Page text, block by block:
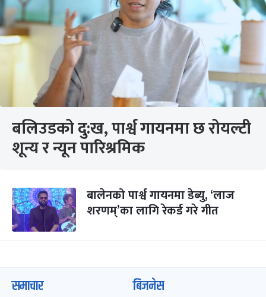
बलिउडको दु:ख, पार्श्व गायनमा छ रोयल्टी
शून्य र न्यून पारिश्रमिक
बालेनको पार्श्व गायनमा डेब्यु, ‘लाज
शरणम्’का लागि रेकर्ड गरे गीत
समाचार बिजनेस